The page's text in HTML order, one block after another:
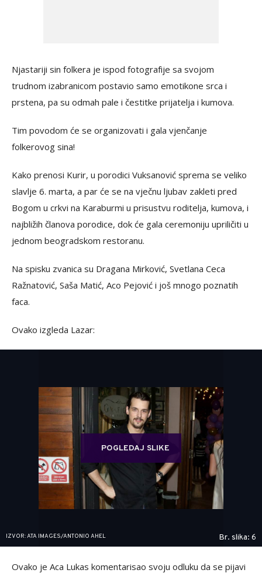
Njastariji sin folkera je ispod fotografije sa svojom
trudnom izabranicom postavio samo emotikone srca i
prstena, pa su odmah pale i čestitke prijatelja i kumova.
Tim povodom će se organizovati i gala vjenčanje
folkerovog sina!
Kako prenosi Kurir, u porodici Vuksanović sprema se veliko
slavlje 6. marta, a par će se na vječnu ljubav zakleti pred
Bogom u crkvi na Karaburmi u prisustvu roditelja, kumova, i
najbližih članova porodice, dok će gala ceremoniju upriličiti u
jednom beogradskom restoranu.
Na spisku zvanica su Dragana Mirković, Svetlana Ceca
Ražnatović, Saša Matić, Aco Pejović i još mnogo poznatih
faca.
Ovako izgleda Lazar:
POGLEDAJ SLIKE
IZVOR: ATA IMAGES/ANTONIO AHEL Br. slika: 6
Ovako je Aca Lukas komentarisao svoju odluku da se pijavi